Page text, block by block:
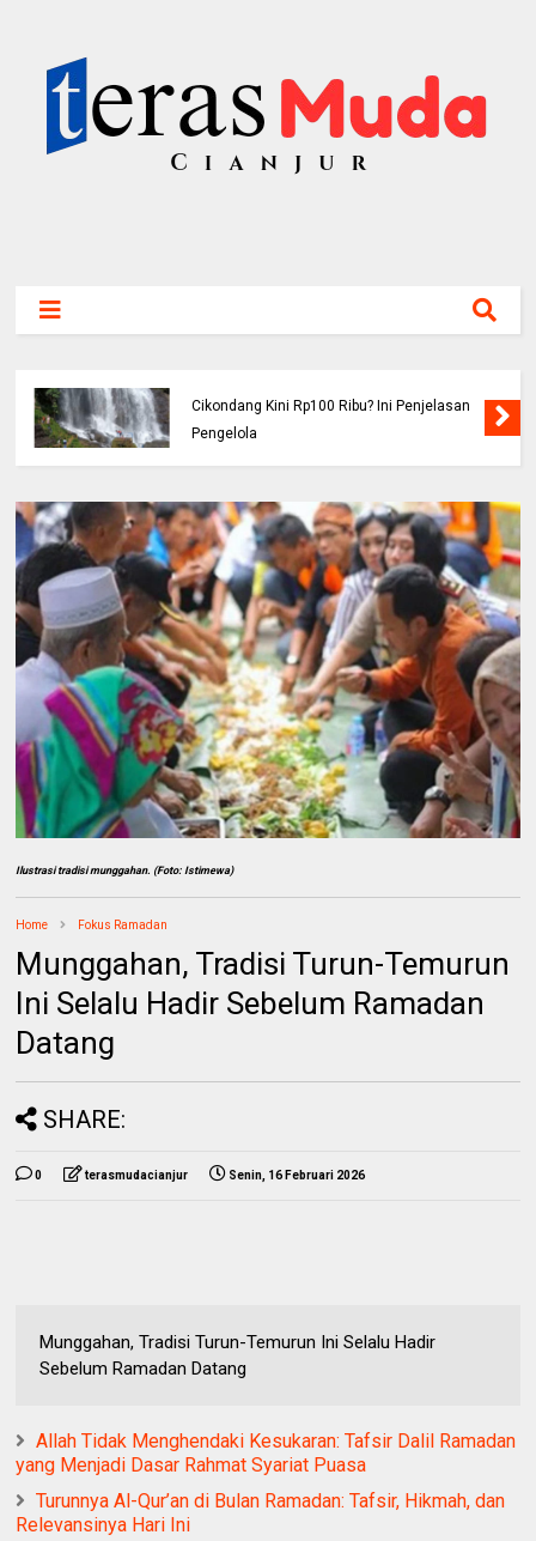
Cikondang Kini Rp100 Ribu? Ini Penjelasan
Pengelola
Ilustrasi tradisi munggahan. (Foto: Istimewa)
Home Fokus Ramadan
Munggahan, Tradisi Turun-Temurun
Ini Selalu Hadir Sebelum Ramadan
Datang
SHARE:
0 terasmudacianjur Senin, 16 Februari 2026
Munggahan, Tradisi Turun-Temurun Ini Selalu Hadir
Sebelum Ramadan Datang
Allah Tidak Menghendaki Kesukaran: Tafsir Dalil Ramadan
yang Menjadi Dasar Rahmat Syariat Puasa
Turunnya Al-Qur’an di Bulan Ramadan: Tafsir, Hikmah, dan
Relevansinya Hari Ini